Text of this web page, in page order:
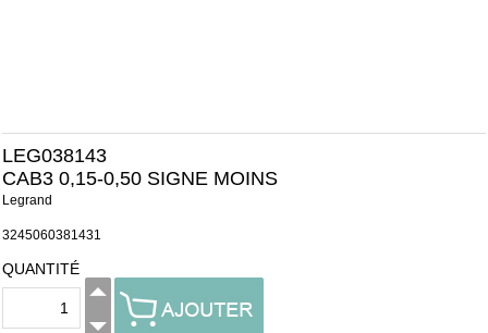
LEG038143
CAB3 0,15-0,50 SIGNE MOINS
Legrand
3245060381431
QUANTITÉ